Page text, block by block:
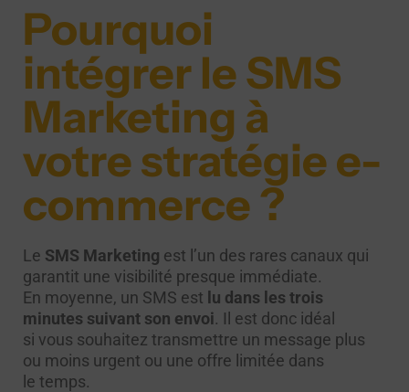
Pourquoi
intégrer le SMS
Marketing à
votre stratégie e-
commerce ?
Le SMS Marketing est l’un des rares canaux qui
garantit une visibilité presque immédiate.
En moyenne, un SMS est lu dans les trois
minutes suivant son envoi. Il est donc idéal
si vous souhaitez transmettre un message plus
ou moins urgent ou une offre limitée dans
le temps.